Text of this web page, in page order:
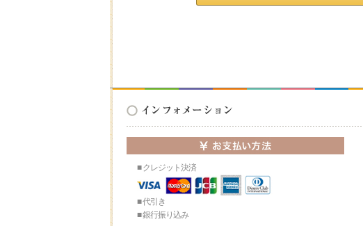
■ クレジット決済
■ 代引き
■ 銀行振り込み